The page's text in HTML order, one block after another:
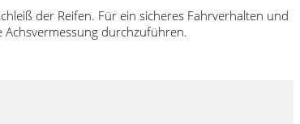
der Reifen. Für ein sicheres Fahrverhalten und
durchzuführen.